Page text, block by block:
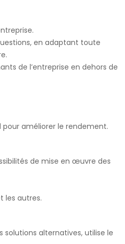
en adaptant toute
de l’entreprise en dehors de
améliorer le rendement.
de mise en œuvre des
les autres.
alternatives, utilise le